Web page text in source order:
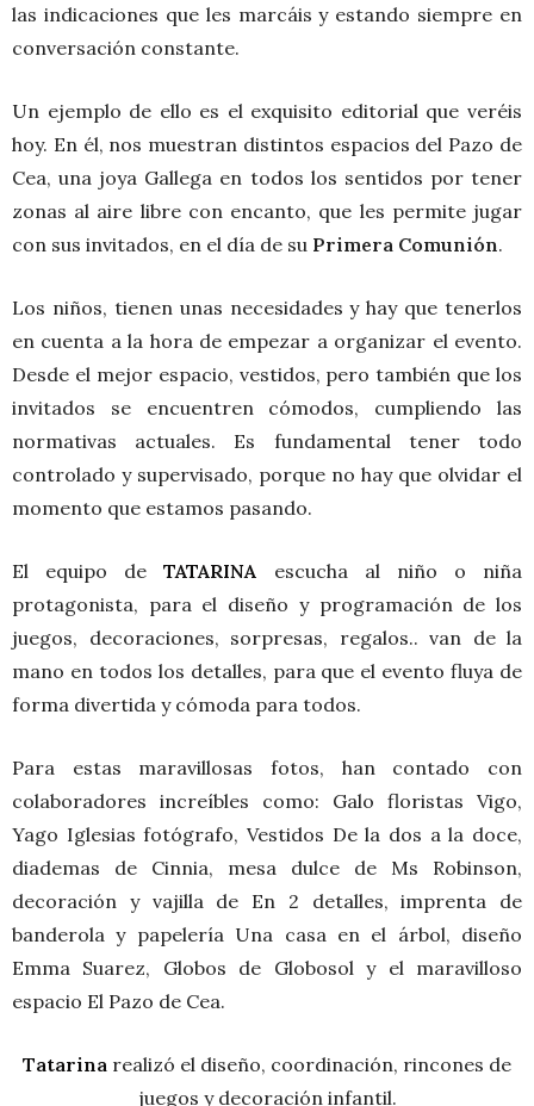
las indicaciones que les marcáis y estando siempre en
conversación constante.
Un ejemplo de ello es el exquisito editorial que veréis
hoy. En él, nos muestran distintos espacios del Pazo de
Cea, una joya Gallega en todos los sentidos por tener
zonas al aire libre con encanto, que les permite jugar
con sus invitados, en el día de su Primera Comunión.
Los niños, tienen unas necesidades y hay que tenerlos
en cuenta a la hora de empezar a organizar el evento.
Desde el mejor espacio, vestidos, pero también que los
invitados se encuentren cómodos,
cumpliendo las
normativas actuales. Es fundamental tener todo
controlado y supervisado, porque no hay que olvidar el
momento que estamos pasando.
El equipo deTATARINA escucha al niño o niña
protagonista, para el diseño y programación de los
juegos, decoraciones, sorpresas, regalos.. van de la
mano en todos los detalles, para que el evento fluya de
forma divertida y cómoda para todos.
Para estas maravillosas fotos, han contado con
colaboradores increíbles como: Galo floristas Vigo,
Yago Iglesias fotógrafo, Vestidos De la dos a la doce,
diademas de Cinnia, mesa dulce de Ms Robinson,
decoración y vajilla de En 2 detalles, imprenta de
banderola y papelería Una casa en el árbol, diseño
Emma Suarez, Globos de Globosol y el maravilloso
espacio El Pazo de Cea.
Tatarina realizó el diseño, coordinación, rincones de
juegos y decoración infantil.